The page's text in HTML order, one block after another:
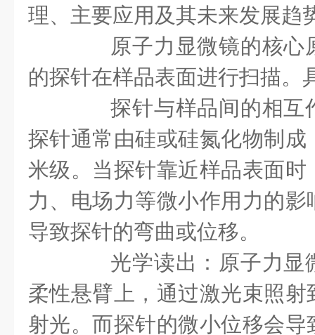
理、主要应用及其未来发展趋
原子力显微镜的核心
的探针在样品表面进行扫描。
探针与样品间的相互
探针通常由硅或硅氮化物制
米级。当探针靠近样品表面
力、电场力等微小作用力的
导致探针的弯曲或位移。
光学读出：原子力显
柔性悬臂上，通过激光束照
射光。而探针的微小位移会